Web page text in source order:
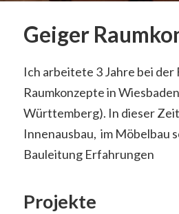
Geiger
Ich arbeitete 3 Jahre bei der
Raumkonzepte in
Württemberg). In dieser
Innenausbau, im Möbelbau
Bauleitung Erfahrungen
Projekte